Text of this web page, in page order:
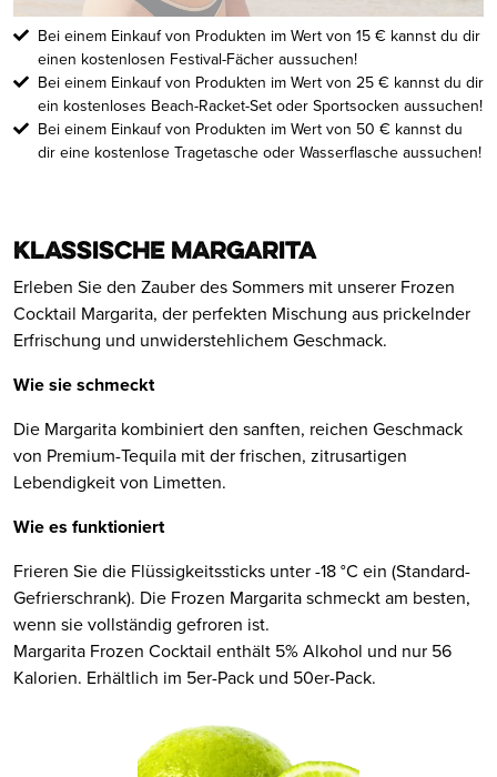
Klassische Margarita
Erleben Sie den Zauber des Sommers mit unserer Frozen
Cocktail Margarita, der perfekten Mischung aus prickelnder
Erfrischung und unwiderstehlichem Geschmack.
Wie sie schmeckt
Die Margarita kombiniert den sanften, reichen Geschmack
von Premium-Tequila mit der frischen, zitrusartigen
Lebendigkeit von Limetten.
Wie es funktioniert
Frieren Sie die Flüssigkeitssticks unter -18 °C ein (Standard-
Gefrierschrank). Die Frozen Margarita schmeckt am besten,
wenn sie vollständig gefroren ist.
Margarita Frozen Cocktail enthält 5% Alkohol und nur 56
Kalorien. Erhältlich im 5er-Pack und 50er-Pack.
Bei einem Einkauf von Produkten im Wert von 15 € kannst du dir
einen kostenlosen Festival-Fächer aussuchen!
Bei einem Einkauf von Produkten im Wert von 25 € kannst du dir
ein kostenloses Beach-Racket-Set oder Sportsocken aussuchen!
Bei einem Einkauf von Produkten im Wert von 50 € kannst du
dir eine kostenlose Tragetasche oder Wasserflasche aussuchen!